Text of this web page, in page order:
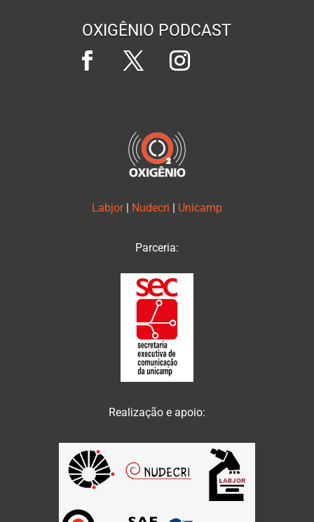
OXIGÊNIO PODCAST
Labjor | Nudecri | Unicamp
Parceria:
Realização e apoio: